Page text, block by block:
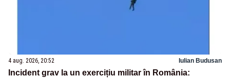
4 aug. 2026, 20:52 Iulian Budusan
Incident grav la un exercițiu militar în România: